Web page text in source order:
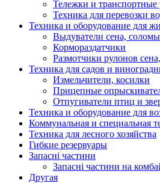
Тележки и транспортные
Техника для перевозки
Техника и оборудование для
Выдуватели сена,
Кормораздатчики
Размотчики рулонов
Техника для садов и
Измельчители, косилки
Прицепные
Отпугиватели птиц и
Техника и оборудование для
Коммунальная и специальная
Техника для лесного хозяйства
Гибкие резервуары
Запасні частини
Запасні частини на
Другая